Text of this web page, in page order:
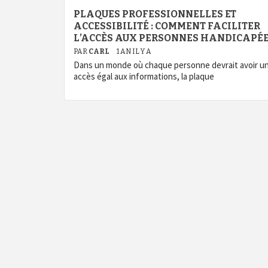
PLAQUES PROFESSIONNELLES ET
ACCESSIBILITÉ : COMMENT FACILITER
L’ACCÈS AUX PERSONNES
PAR CARL 1 AN IL Y A
Dans un monde où chaque personne devrait avoir
accès égal aux informations, la plaque